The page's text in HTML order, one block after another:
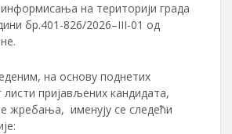
информисања на територији града
бр.401-826/2026–III-01 од
на основу поднетих
листи пријављених кандидата,
жребања, именују се следећи